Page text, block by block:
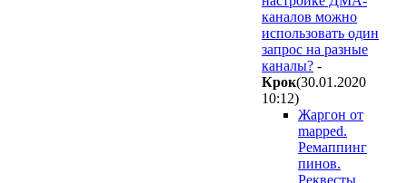
каналов можно
использовать один
запрос на разные
каналы? -
Крок(30.01.2020
10:12)
Жаргон от
mapped.
Ремаппинг
пинов.
Реквесты